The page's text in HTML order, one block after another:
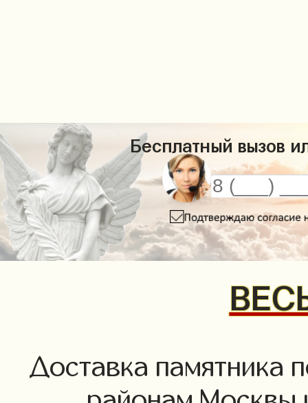
Бесплатный вызов
Доставка памятника